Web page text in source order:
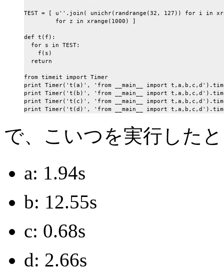
TEST = [ u''.join( unichr(randrange(32, 127)) for i in
         for z in xrange(1000) ]
def t(f):
  for s in TEST:
    f(s)
  return
from timeit import Timer
print Timer('t(a)', 'from __main__ import
print Timer('t(b)', 'from __main__ import
print Timer('t(c)', 'from __main__ import
で、こいつを実行した
a: 1.94s
b: 12.55s
c: 0.68s
d: 2.66s